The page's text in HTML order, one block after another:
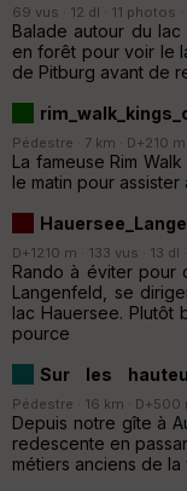
69 vus · 12 dl · 11 photos
Balade autour du
en forêt pour voir le
de Pitburg avant de
Pédestre · 7 km · D+210
La fameuse Rim
le matin pour
D+1210 m · 133 vus · 13 dl
Rando à éviter pour
Langenfeld, se
lac Hauersee.
pource
Sur les
Pédestre · 16 km · D+500
Depuis notre gîte à
redescente en
métiers anciens de